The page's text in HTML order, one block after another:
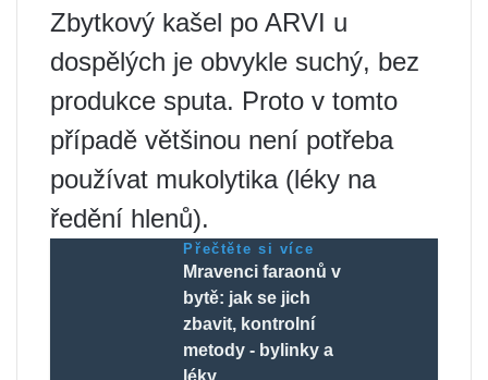
Zbytkový kašel po ARVI u
dospělých je obvykle suchý, bez
produkce sputa. Proto v tomto
případě většinou není potřeba
používat mukolytika (léky na
ředění hlenů).
Přečtěte si více
Mravenci faraonů v
bytě: jak se jich
zbavit, kontrolní
metody - bylinky a
léky